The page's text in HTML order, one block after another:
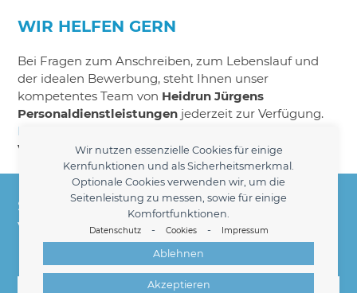
Wir nutzen essenzielle Cookies für einige
Kernfunktionen und als Sicherheitsmerkmal.
Optionale Cookies verwenden wir, um die
Seitenleistung zu messen, sowie für einige
Komfortfunktionen.
Datenschutz - Cookies - Impressum
Akzeptieren
Ablehnen
WIR HELFEN GERN
Bei Fragen zum Anschreiben, zum Lebenslauf und
der idealen Bewerbung, steht Ihnen unser
kompetentes Team von Heidrun Jürgens
Personaldienstleistungen jederzeit zur Verfügung.
Kontaktieren Sie uns einfach
Vorgespräch .
Heidrun Jürgens Personaldienstleistungen -
Seit 1998 Ihr kompetenter Partner für die
Vermittlung kaufmännischer Fach- und
Führungskräfte am Hamburger Markt.
Kontakt